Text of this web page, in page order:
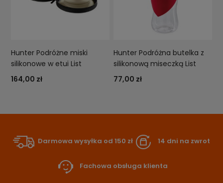
Hunter Podróżne miski
silikonowe w etui List
164,00 zł
Hunter Podróżna butelka z
silikonową miseczką List
77,00 zł
Darmowa wysyłka od 150 zł 14 dni na zwrot
Fachowa obsługa klienta